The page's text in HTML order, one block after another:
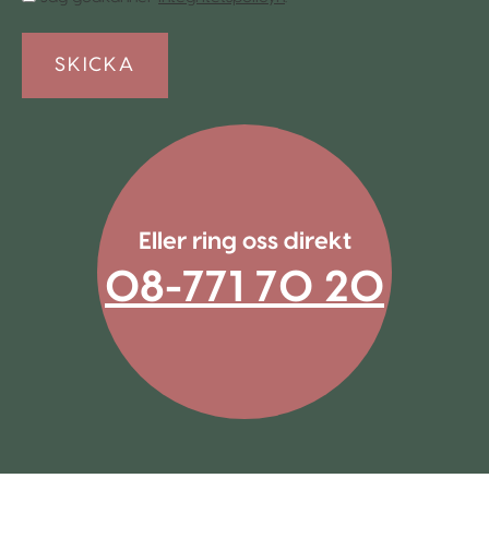
Eller ring oss direkt
08-771 70 20